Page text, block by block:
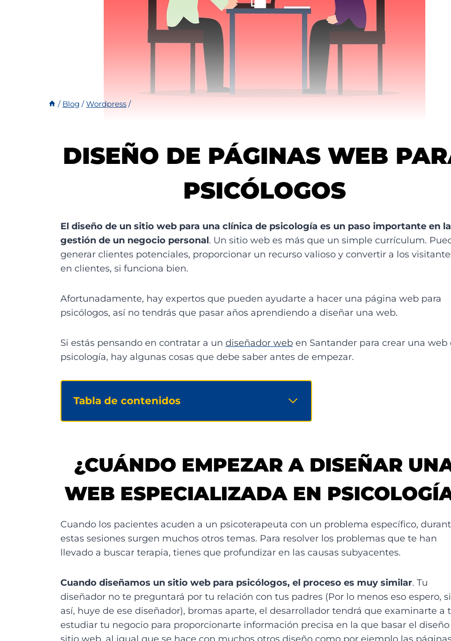
/ Blog / Wordpress /
DISEÑO DE PÁGINAS WEB
PSICÓLOGOS
El diseño de un sitio web para una clínica de psicología es un paso importante en la
gestión de un negocio personal. Un sitio web es más que un simple currículum.
generar clientes potenciales, proporcionar un recurso valioso y convertir a los
en clientes, si funciona bien.
Afortunadamente, hay expertos que pueden ayudarte a hacer una página web para
psicólogos, así no tendrás que pasar años aprendiendo a diseñar una web.
Si estás pensando en contratar a un diseñador web en Santander para crear una web
psicología, hay algunas cosas que debe saber antes de empezar.
Tabla de contenidos
¿CUÁNDO EMPEZAR A DISEÑAR
WEB ESPECIALIZADA EN
Cuando los pacientes acuden a un psicoterapeuta con un problema específico,
estas sesiones surgen muchos otros temas. Para resolver los problemas que te han
llevado a buscar terapia, tienes que profundizar en las causas subyacentes.
Cuando diseñamos un sitio web para psicólogos, el proceso es muy similar. Tu
diseñador no te preguntará por tu relación con tus padres (Por lo menos eso espero,
así, huye de ese diseñador), bromas aparte, el desarrollador tendrá que examinarte a
estudiar tu negocio para proporcionarte información precisa en la que basar el diseño